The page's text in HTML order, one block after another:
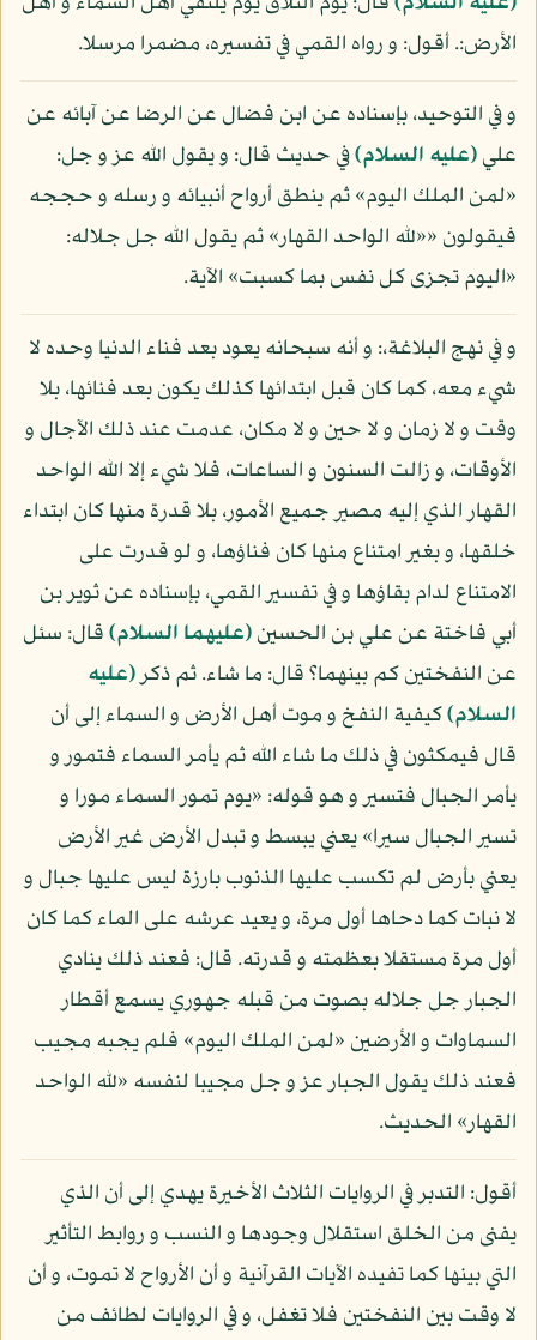
الأرض:. أقول: و رواه القمي في تفسيره، مضمرا مرسلا.
و في التوحيد، بإسناده عن ابن فضال عن الرضا عن آبائه عن
علي(عليه السلام)في حديث قال: و يقول الله عز و جل:
«لمن الملك اليوم» ثم ينطق أرواح أنبيائه و رسله و حججه
فيقولون ««لله الواحد القهار» ثم يقول الله جل جلاله:
«اليوم تجزى كل نفس بما كسبت» الآية.
و في نهج البلاغة،: و أنه سبحانه يعود بعد فناء الدنيا وحده لا
شيء معه، كما كان قبل ابتدائها كذلك يكون بعد فنائها، بلا
وقت و لا زمان و لا حين و لا مكان، عدمت عند ذلك الآجال و
الأوقات، و زالت السنون و الساعات، فلا شيء إلا الله الواحد
القهار الذي إليه مصير جميع الأمور، بلا قدرة منها كان ابتداء
خلقها، و بغير امتناع منها كان فناؤها، و لو قدرت على
الامتناع لدام بقاؤها و في تفسير القمي، بإسناده عن ثوير بن
أبي فاختة عن علي بن الحسين(عليهما السلام)قال: سئل
عن النفختين كم بينهما؟ قال: ما شاء. ثم ذكر(عليه
السلام)كيفية النفخ و موت أهل الأرض و السماء إلى أن
قال فيمكثون في ذلك ما شاء الله ثم يأمر السماء فتمور و
يأمر الجبال فتسير و هو قوله: «يوم تمور السماء مورا و
تسير الجبال سيرا» يعني يبسط و تبدل الأرض غير الأرض
يعني بأرض لم تكسب عليها الذنوب بارزة ليس عليها جبال و
لا نبات كما دحاها أول مرة، و يعيد عرشه على الماء كما كان
أول مرة مستقلا بعظمته و قدرته. قال: فعند ذلك ينادي
الجبار جل جلاله بصوت من قبله جهوري يسمع أقطار
السماوات و الأرضين «لمن الملك اليوم» فلم يجبه مجيب
فعند ذلك يقول الجبار عز و جل مجيبا لنفسه «لله الواحد
القهار» الحديث.
أقول: التدبر في الروايات الثلاث الأخيرة يهدي إلى أن الذي
يفنى من الخلق استقلال وجودها و النسب و روابط التأثير
التي بينها كما تفيده الآيات القرآنية و أن الأرواح لا تموت، و أن
لا وقت بين النفختين فلا تغفل، و في الروايات لطائف من